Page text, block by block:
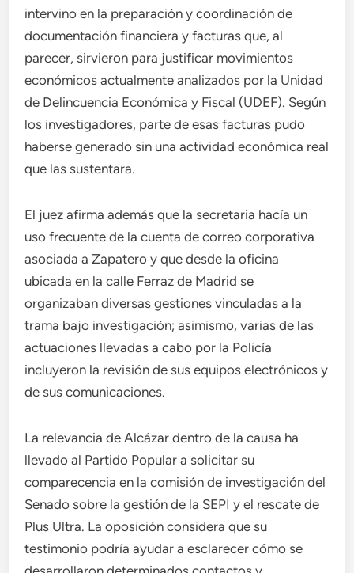
intervino en la preparación y coordinación de
documentación financiera y facturas que, al
parecer, sirvieron para justificar movimientos
económicos actualmente analizados por la Unidad
de Delincuencia Económica y Fiscal (UDEF). Según
los investigadores, parte de esas facturas pudo
haberse generado sin una actividad económica real
que las sustentara.
El juez afirma además que la secretaria hacía un
uso frecuente de la cuenta de correo corporativa
asociada a Zapatero y que desde la oficina
ubicada en la calle Ferraz de Madrid se
organizaban diversas gestiones vinculadas a la
trama bajo investigación; asimismo, varias de las
actuaciones llevadas a cabo por la Policía
incluyeron la revisión de sus equipos electrónicos y
de sus comunicaciones.
La relevancia de Alcázar dentro de la causa ha
llevado al Partido Popular a solicitar su
comparecencia en la comisión de investigación del
Senado sobre la gestión de la SEPI y el rescate de
Plus Ultra. La oposición considera que su
testimonio podría ayudar a esclarecer cómo se